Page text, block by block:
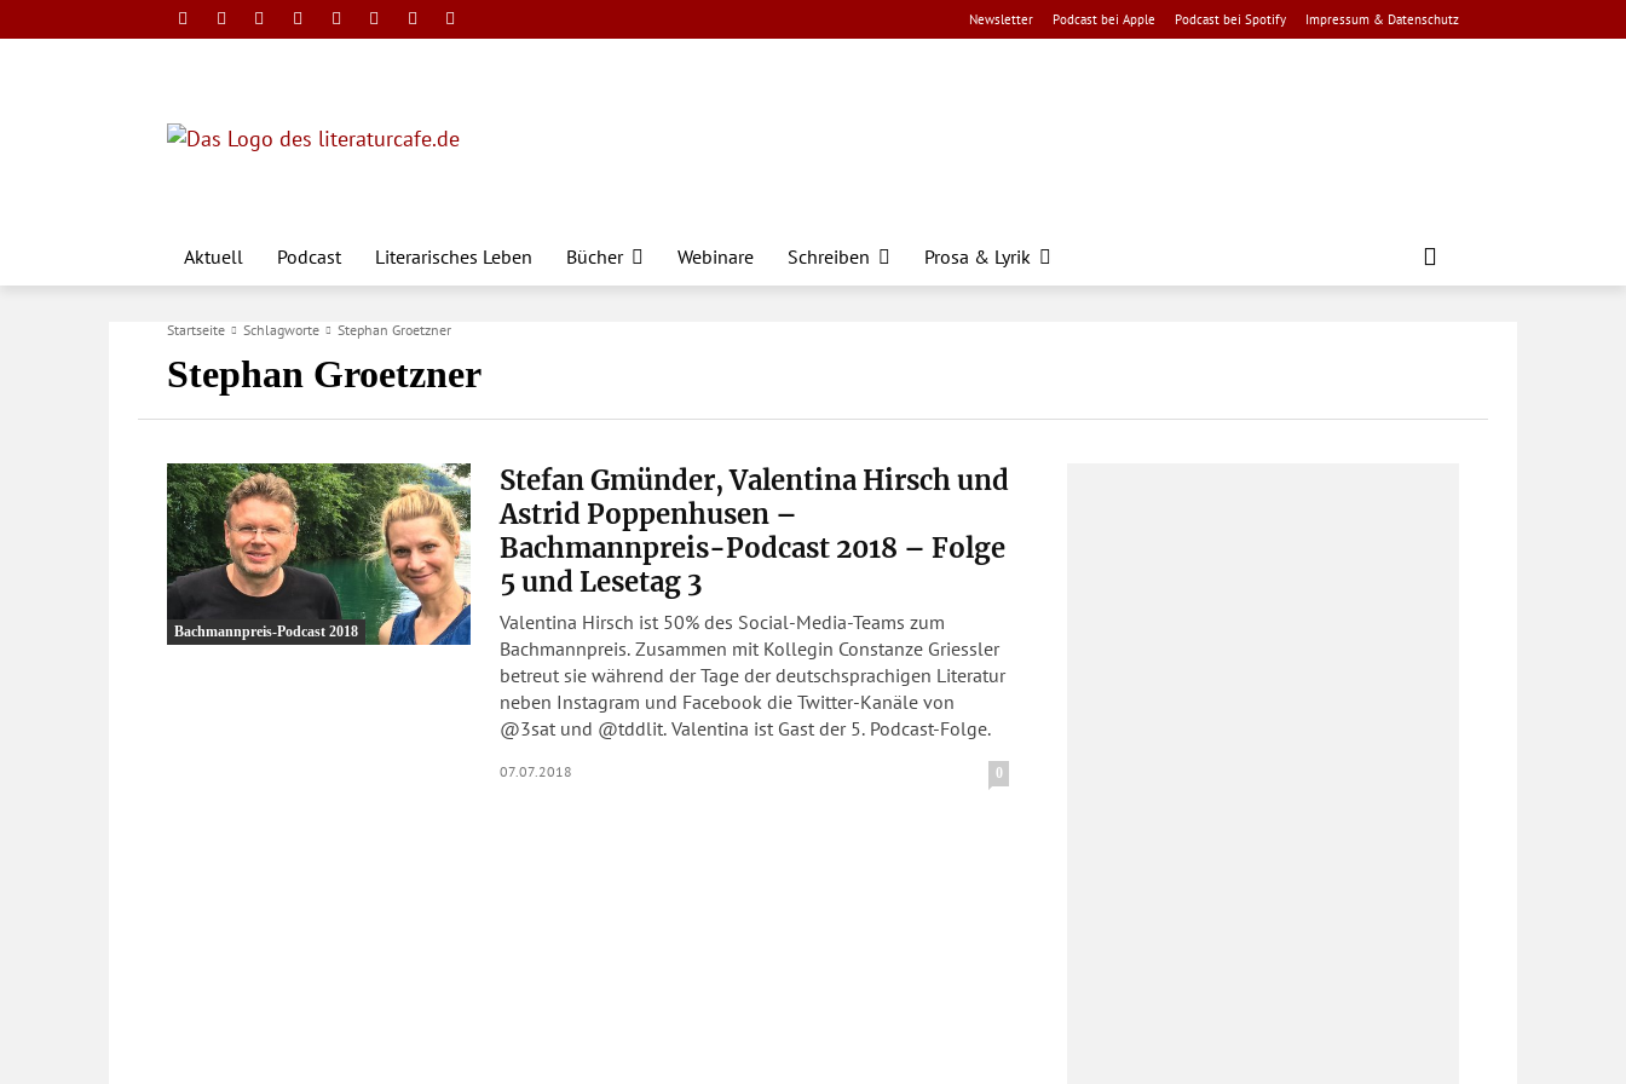
Newsletter Podcast bei Apple Podcast bei Spotify Impressum & Datenschutz
Aktuell Podcast Literarisches Leben Bücher Webinare Schreiben Prosa & Lyrik
Startseite Schlagworte Stephan Groetzner
Stephan Groetzner
Bachmannpreis-Podcast 2018
Stefan Gmünder, Valentina Hirsch und
Astrid Poppenhusen –
Bachmannpreis-Podcast 2018 – Folge
5 und Lesetag 3
Valentina Hirsch ist 50% des Social-Media-Teams zum
Bachmannpreis. Zusammen mit Kollegin Constanze Griessler
betreut sie während der Tage der deutschsprachigen Literatur
neben Instagram und Facebook die Twitter-Kanäle von
@3sat und @tddlit. Valentina ist Gast der 5. Podcast-Folge.
07.07.2018 0